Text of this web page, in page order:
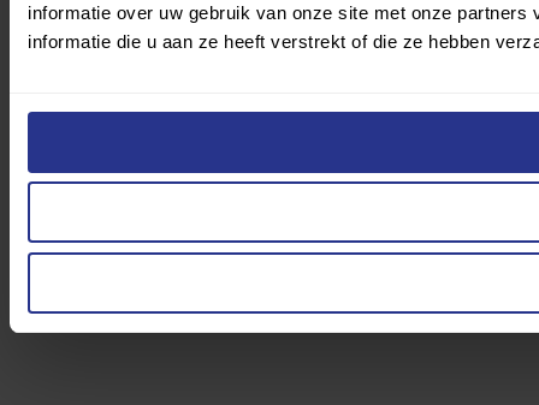
informatie over uw gebruik van onze site met onze
informatie die u aan ze heeft verstrekt of die ze hebben